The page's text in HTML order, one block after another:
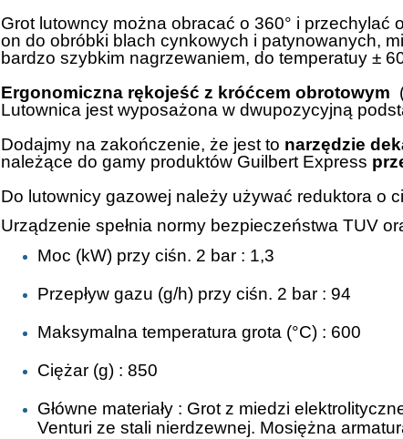
Grot lutowncy można obracać o 360° i przechylać
on do obróbki blach cynkowych i patynowanych,
bardzo szybkim nagrzewaniem, do temperatuy ±
Ergonomiczna rękojeść z króćcem obrotowym
Lutownica jest wyposażona w dwupozycyjną
Dodajmy na zakończenie, że jest to narzędzie
należące do gamy produktów Guilbert Express
Do lutownicy gazowej należy używać reduktora o
Urządzenie spełnia normy bezpieczeństwa TUV
Moc (kW) przy ciśn. 2 bar : 1,3
Przepływ gazu (g/h) przy ciśn. 2 bar : 94
Maksymalna temperatura grota (°C) : 600
Ciężar (g) : 850
Główne materiały : Grot z miedzi
Venturi ze stali nierdzewnej. Mosiężna